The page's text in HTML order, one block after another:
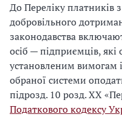
До Переліку платників
добровільного
законодавства
осіб — підприємців, які
установленим вимогам
обраної системи
підрозд. 10 розд. XX
Податкового кодексу